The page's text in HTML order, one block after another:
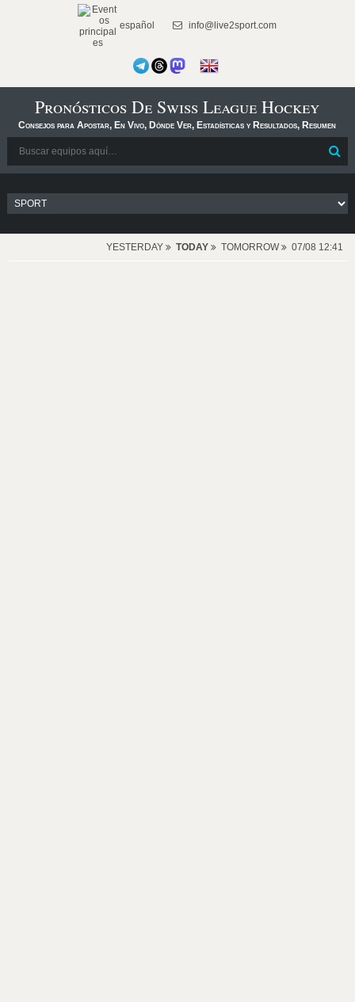
español info@live2sport.com
Pronósticos De Swiss League Hockey
Consejos para Apostar, En Vivo, Dónde Ver, Estadísticas y Resultados, Resumen
YESTERDAY TODAY TOMORROW 07/08 12:41